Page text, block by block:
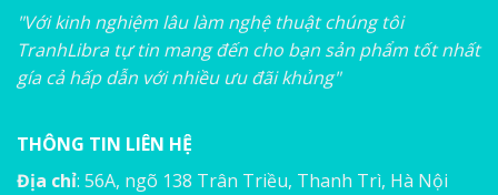
"Với kinh nghiệm lâu làm nghệ thuật chúng tôi
TranhLibra tự tin mang đến cho bạn sản phẩm tốt nhất
gía cả hấp dẫn với nhiều ưu đãi khủng"
THÔNG TIN LIÊN HỆ
Địa chỉ: 56A, ngõ 138 Trân Triều, Thanh Trì, Hà Nội